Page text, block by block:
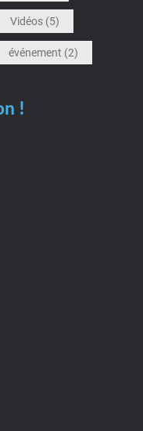
Vidéos (5)
événement (2)
!